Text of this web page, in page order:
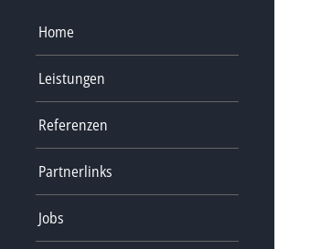
Home
Leistungen
Referenzen
Partnerlinks
Jobs